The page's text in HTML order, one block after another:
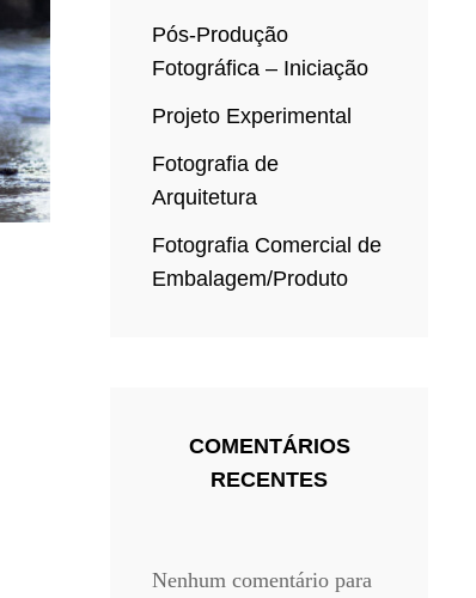
Pós-Produção
Fotográfica – Iniciação
Projeto Experimental
Fotografia de
Arquitetura
Fotografia Comercial de
Embalagem/Produto
COMENTÁRIOS
RECENTES
Nenhum comentário para